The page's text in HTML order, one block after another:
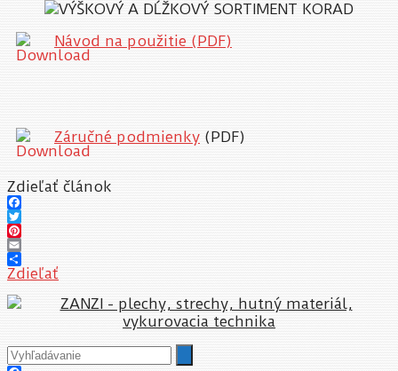
Návod na použitie (PDF)
Záručné podmienky (PDF)
Zdieľať článok
Facebook
Twitter
Pinterest
Email
Zdieľať